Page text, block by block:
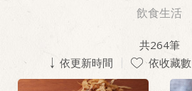
飲食生活
共264筆
依更新時間
依收藏數